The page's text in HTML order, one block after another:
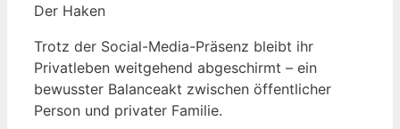
Der Haken
Trotz der Social-Media-Präsenz bleibt ihr
Privatleben weitgehend abgeschirmt – ein
bewusster Balanceakt zwischen öffentlicher
Person und privater Familie.